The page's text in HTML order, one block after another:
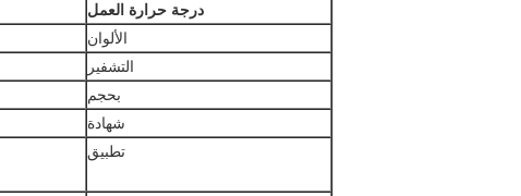
درجة حرارة العمل
الألوان
التشفير
بحجم
شهادة
تطبيق